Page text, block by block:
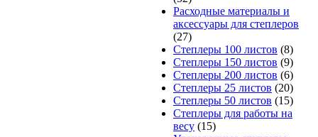
Расходные материалы и
аксессуары для степлеров
(27)
Степлеры 100 листов (8)
Степлеры 150 листов (9)
Степлеры 200 листов (6)
Степлеры 25 листов (20)
Степлеры 50 листов (15)
Степлеры для работы на
весу (15)